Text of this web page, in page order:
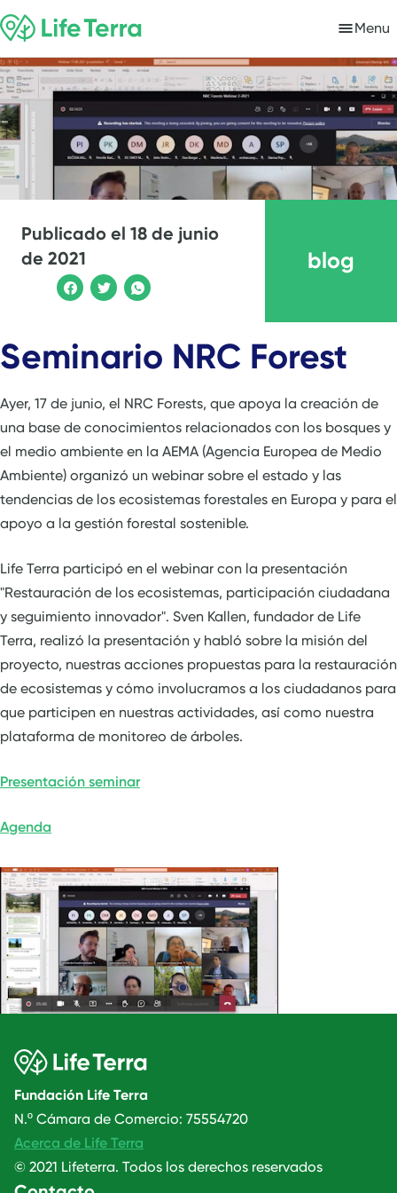
Menu
Publicado el 18 de junio
de 2021
blog
Seminario NRC Forest
Ayer, 17 de junio, el NRC Forests, que apoya la creación de
una base de conocimientos relacionados con los bosques y
el medio ambiente en la AEMA (Agencia Europea de Medio
Ambiente) organizó un webinar sobre el estado y las
tendencias de los ecosistemas forestales en Europa y para el
apoyo a la gestión forestal sostenible.
Life Terra participó en el webinar con la presentación
"Restauración de los ecosistemas, participación ciudadana
y seguimiento innovador". Sven Kallen, fundador de Life
Terra, realizó la presentación y habló sobre la misión del
proyecto, nuestras acciones propuestas para la restauración
de ecosistemas y cómo involucramos a los ciudadanos para
que participen en nuestras actividades, así como nuestra
plataforma de monitoreo de árboles.
Presentación seminar
Agenda
Fundación Life Terra
N.º Cámara de Comercio: 75554720
Acerca de Life Terra
© 2021 Lifeterra. Todos los derechos reservados